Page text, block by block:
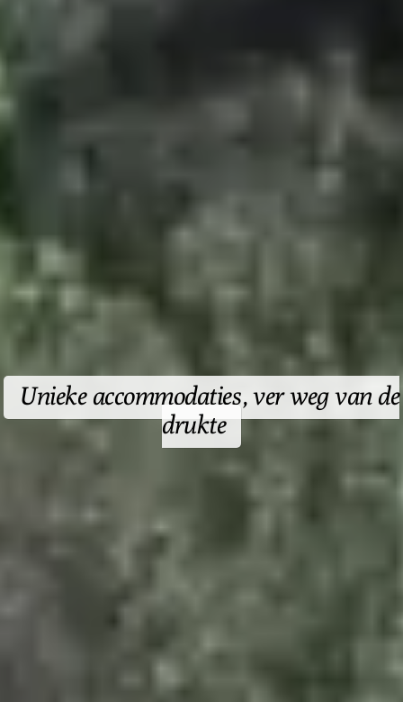
Unieke accommodaties, ver weg van de
drukte